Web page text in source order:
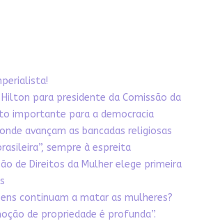
Hilton para presidente da Comissão da
importante para a democracia
avançam as bancadas religiosas
sempre à espreita
de Direitos da Mulher elege primeira
continuam a matar as mulheres?
de propriedade é profunda”.